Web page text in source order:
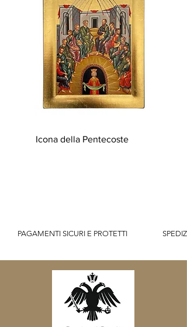
Icona della Pentecoste
PAGAMENTI SICURI E PROTETTI